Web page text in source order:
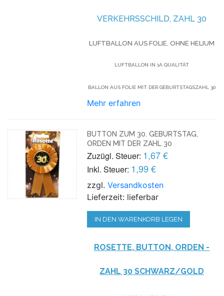
VERKEHRSSCHILD, ZAHL 30
LUFTBALLON AUS FOLIE, OHNE HELIUM
LUFTBALLON IN 1A QUALITÄT
BALLON AUS FOLIE MIT DER GEBURTSTAGSZAHL 30
Mehr erfahren
BUTTON ZUM 30. GEBURTSTAG,
ORDEN MIT DER ZAHL 30
Zuzügl. Steuer: 1,67 €
Inkl. Steuer: 1,99 €
zzgl.Versandkosten
Lieferzeit: lieferbar
IN DEN WARENKORB LEGEN
ROSETTE, BUTTON, ORDEN -
ZAHL 30 SCHWARZ/GOLD